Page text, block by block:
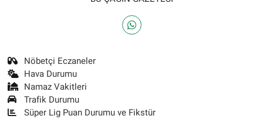
Nöbetçi Eczaneler
Hava Durumu
Namaz Vakitleri
Trafik Durumu
Süper Lig Puan Durumu ve Fikstür